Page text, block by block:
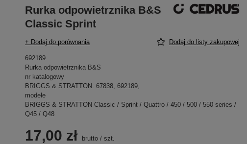
Rurka odpowietrznika B&S
Classic Sprint
+ Dodaj do porównania Dodaj do listy zakupowej
692189
Rurka odpowietrznika B&S
nr katalogowy
BRIGGS & STRATTON: 67838, 692189,
modele
BRIGGS & STRATTON Classic / Sprint / Quattro / 450 / 500 / 550 series /
Q45 / Q48
17,00 zł brutto /szt.